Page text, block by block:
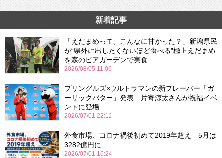
新着記事
「えだまめって、こんなに甘かった？」新潟県民
が“県外に出したくないほど食べる”極上えだまめ
を森のビアガーデンで実食
2026/08/05 11:06
プリングルズ×ウルトラマンの新フレーバー「ガ
ーリックバター」発表 片寄涼太さんが祝福イベ
ントに登場
2026/07/01 22:12
外食市場、コロナ禍後初めて2019年超え 5月は
3282億円に
2026/07/01 16:24